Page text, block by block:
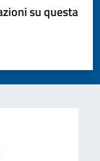
su questa